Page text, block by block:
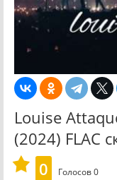
Louise
(2024) FLAC
0
Голосов0